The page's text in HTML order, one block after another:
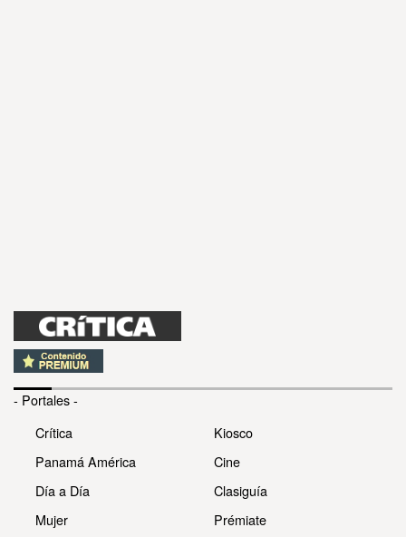
- Portales -
Crítica
Panamá América
Día a Día
Mujer
Kiosco
Cine
Clasiguía
Prémiate